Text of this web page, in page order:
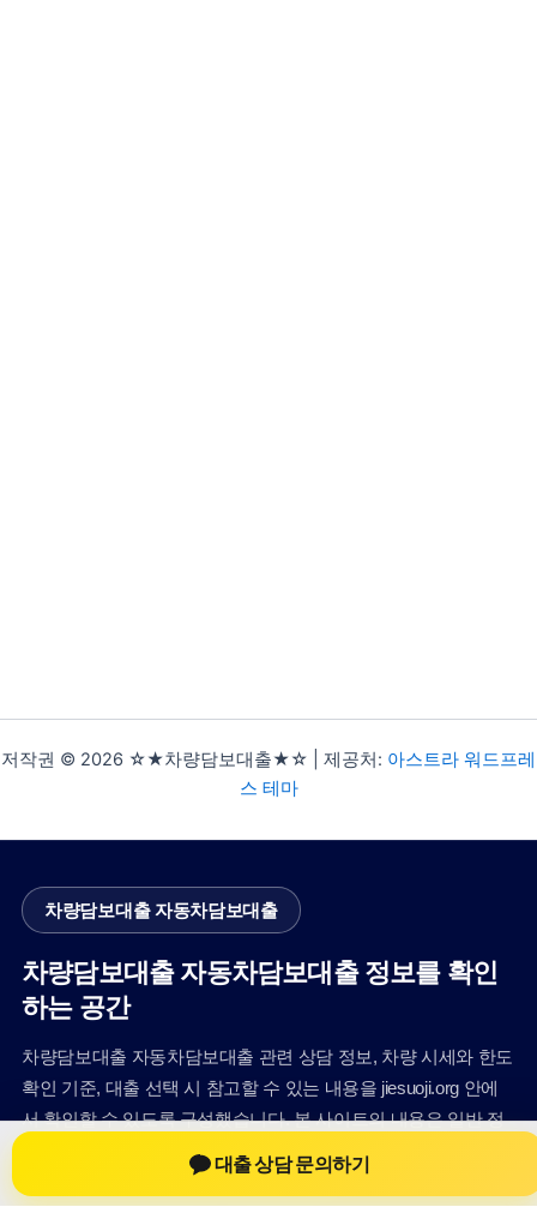
저작권 © 2026 ☆★차량담보대출★☆ | 제공처: 아스트라 워드프레
스 테마
차량담보대출 자동차담보대출
차량담보대출 자동차담보대출 정보를 확인
하는 공간
차량담보대출 자동차담보대출 관련 상담 정보, 차량 시세와 한도
확인 기준, 대출 선택 시 참고할 수 있는 내용을 jiesuoji.org 안에
서 확인할 수 있도록 구성했습니다. 본 사이트의 내용은 일반 정
보 제공을 위한 자료이며, 실제 가능 여부와 조건은 금융사 심사
및 상담을 통해 확인하는 것이 필요합니다.
대출 상담 문의하기